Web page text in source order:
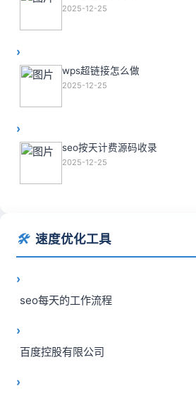
2025-12-25
wps超链接怎么做
2025-12-25
seo按天计费源码收录
2025-12-25
🛠️ 速度优化工具
seo每天的工作流程
百度控股有限公司